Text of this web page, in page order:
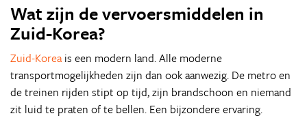
Wat zijn de vervoersmiddelen in
Zuid-Korea?
Zuid-Korea is een modern land. Alle moderne
transportmogelijkheden zijn dan ook aanwezig. De metro en
de treinen rijden stipt op tijd, zijn brandschoon en niemand
zit luid te praten of te bellen. Een bijzondere ervaring.